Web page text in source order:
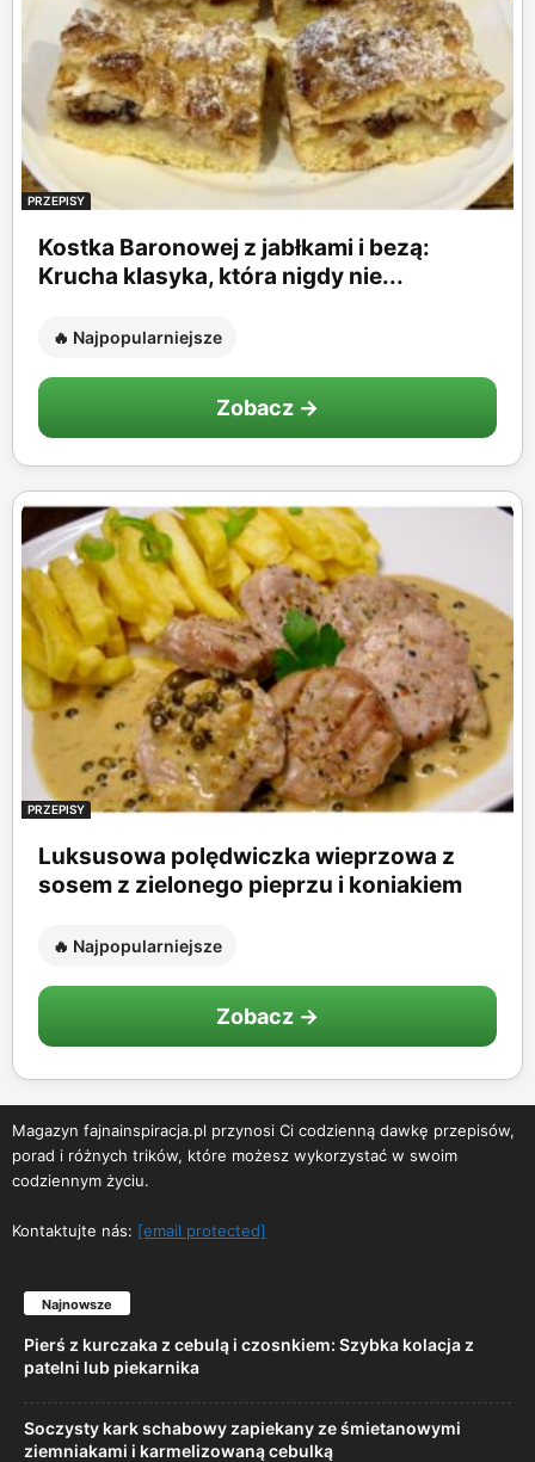
PRZEPISY
Kostka Baronowej z jabłkami i bezą:
Krucha klasyka, która nigdy nie...
🔥 Najpopularniejsze
Zobacz →
PRZEPISY
Luksusowa polędwiczka wieprzowa z
sosem z zielonego pieprzu i koniakiem
🔥 Najpopularniejsze
Zobacz →
Magazyn fajnainspiracja.pl przynosi Ci codzienną dawkę przepisów,
porad i różnych trików, które możesz wykorzystać w swoim
codziennym życiu.
Kontaktujte nás: [email protected]
Najnowsze
Pierś z kurczaka z cebulą i czosnkiem: Szybka kolacja z
patelni lub piekarnika
Soczysty kark schabowy zapiekany ze śmietanowymi
ziemniakami i karmelizowaną cebulką